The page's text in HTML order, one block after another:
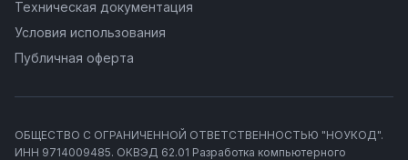
Техническая документация
Условия использования
Публичная оферта
ОБЩЕСТВО С ОГРАНИЧЕННОЙ ОТВЕТСТВЕННОСТЬЮ "НОУКОД".
ИНН 9714009485. ОКВЭД 62.01 Разработка компьютерного